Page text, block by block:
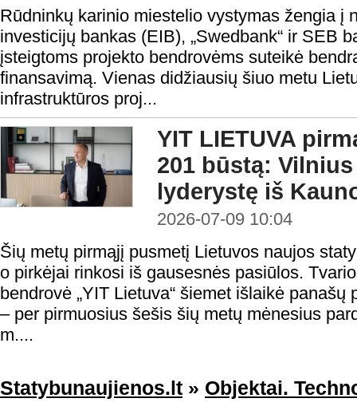
Rūdninkų karinio miestelio vystymas žengia į
investicijų bankas (EIB), „Swedbank“ ir SEB
įsteigtoms projekto bendrovėms suteikė
finansavimą. Vienas didžiausių šiuo metu
infrastruktūros proj...
YIT LIETUVA
201 būstą:
lyderystę iš
2026-07-09 10:04
Šių metų pirmąjį pusmetį Lietuvos naujos
o pirkėjai rinkosi iš gausesnės pasiūlos.
bendrovė „YIT Lietuva“ šiemet išlaikė
– per pirmuosius šešis šių metų mėnesius
m....
Statybunaujienos.lt » Objektai.